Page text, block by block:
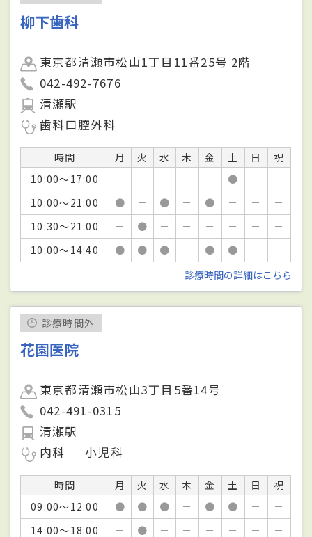
柳下歯科
東京都清瀬市松山1丁目11番25号 2階
042-492-7676
清瀬駅
歯科口腔外科
時間 月 火 水 木 金 土 日
祝
10:00～17:00
－ － － － － ● －
－
10:00～21:00
● － ● － ● － －
－
10:30～21:00
－ ● － － － － －
－
10:00～14:40
● ● ● － ● ● －
－
診療時間の詳細はこちら
診療時間外
花園医院
東京都清瀬市松山3丁目5番14号
042-491-0315
清瀬駅
内科
小児科
時間 月 火 水 木 金 土 日
祝
09:00～12:00
● ● ● － ● ● －
－
14:00～18:00
－ ● － － － － － －